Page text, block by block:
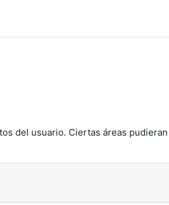
del usuario. Ciertas áreas